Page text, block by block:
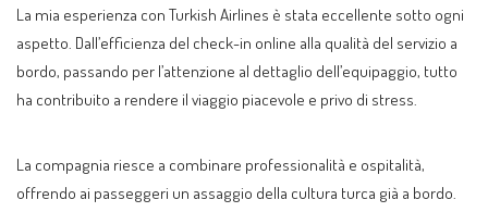
La mia esperienza con Turkish Airlines è stata eccellente sotto ogni
aspetto. Dall’efficienza del check-in online alla qualità del servizio a
bordo, passando per l’attenzione al dettaglio dell’equipaggio, tutto
ha contribuito a rendere il viaggio piacevole e privo di stress.
La compagnia riesce a combinare professionalità e ospitalità,
offrendo ai passeggeri un assaggio della cultura turca già a bordo.